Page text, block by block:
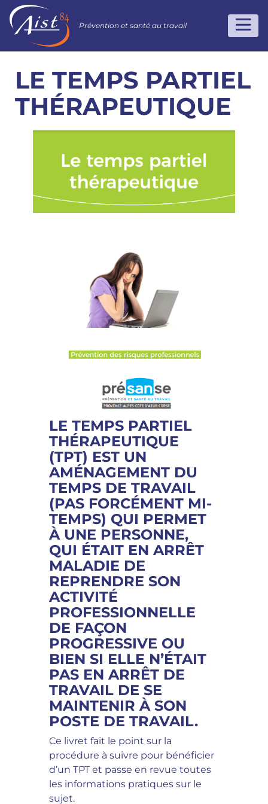
Prévention et santé au travail
LE TEMPS PARTIEL
THÉRAPEUTIQUE
LE TEMPS PARTIEL
THÉRAPEUTIQUE
(TPT) EST UN
AMÉNAGEMENT DU
TEMPS DE TRAVAIL
(PAS FORCÉMENT MI-
TEMPS) QUI PERMET
À UNE PERSONNE,
QUI ÉTAIT EN ARRÊT
MALADIE DE
REPRENDRE SON
ACTIVITÉ
PROFESSIONNELLE
DE FAÇON
PROGRESSIVE OU
BIEN SI ELLE N’ÉTAIT
PAS EN ARRÊT DE
TRAVAIL DE SE
MAINTENIR À SON
POSTE DE TRAVAIL.
Ce livret fait le point sur la
procédure à suivre pour bénéficier
d’un TPT et passe en revue toutes
les informations pratiques sur le
sujet.